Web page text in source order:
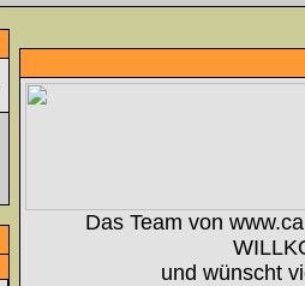
Das Team von
und wünscht